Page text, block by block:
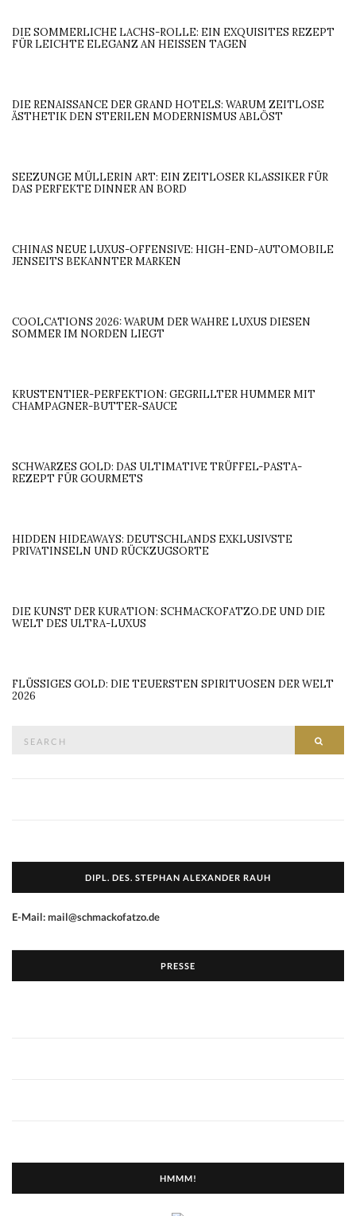
DIE SOMMERLICHE LACHS-ROLLE: EIN EXQUISITES REZEPT
FÜR LEICHTE ELEGANZ AN HEISSEN TAGEN
DIE RENAISSANCE DER GRAND HOTELS: WARUM ZEITLOSE
ÄSTHETIK DEN STERILEN MODERNISMUS ABLÖST
SEEZUNGE MÜLLERIN ART: EIN ZEITLOSER KLASSIKER FÜR
DAS PERFEKTE DINNER AN BORD
CHINAS NEUE LUXUS-OFFENSIVE: HIGH-END-AUTOMOBILE
JENSEITS BEKANNTER MARKEN
COOLCATIONS 2026: WARUM DER WAHRE LUXUS DIESEN
SOMMER IM NORDEN LIEGT
KRUSTENTIER-PERFEKTION: GEGRILLTER HUMMER MIT
CHAMPAGNER-BUTTER-SAUCE
SCHWARZES GOLD: DAS ULTIMATIVE TRÜFFEL-PASTA-
REZEPT FÜR GOURMETS
HIDDEN HIDEAWAYS: DEUTSCHLANDS EXKLUSIVSTE
PRIVATINSELN UND RÜCKZUGSORTE
DIE KUNST DER KURATION: SCHMACKOFATZO.DE UND DIE
WELT DES ULTRA-LUXUS
FLÜSSIGES GOLD: DIE TEUERSTEN SPIRITUOSEN DER WELT
2026
DIPL. DES. STEPHAN ALEXANDER RAUH
E-Mail: mail@schmackofatzo.de
PRESSE
HMMM!